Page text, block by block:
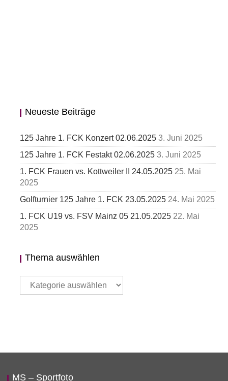
Neueste Beiträge
125 Jahre 1. FCK Konzert 02.06.2025 3. Juni 2025
125 Jahre 1. FCK Festakt 02.06.2025 3. Juni 2025
1. FCK Frauen vs. Kottweiler II 24.05.2025 25. Mai
2025
Golfturnier 125 Jahre 1. FCK 23.05.2025 24. Mai 2025
1. FCK U19 vs. FSV Mainz 05 21.05.2025 22. Mai
2025
Thema auswählen
Thema
auswählen
MS – Sportfoto